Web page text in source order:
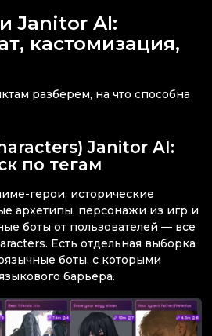
Janitor AI:
кастомизация,
разберем, на что способна
Janitor AI:
по тегам
герои, исторические
архетипы, персонажи из игр и
боты от пользователей — все
Есть отдельная выборка
боты, с которыми
барьера.